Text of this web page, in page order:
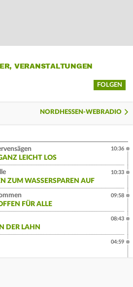
VERANSTALTUNGEN
FOLGEN
NORDHESSEN-WEBRADIO
LEICHT LOS
10:36
ZUM WASSERSPAREN AUF
10:33
FÜR ALLE
09:58
DER LAHN
08:43
04:59